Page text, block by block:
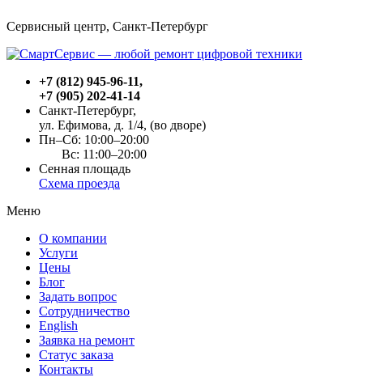
Сервисный центр, Cанкт-Петербург
+7 (812) 945-96-11,
+7 (905) 202-41-14
Санкт-Петербург,
ул. Ефимова, д. 1/4, (во дворе)
Пн–Сб: 10:00–20:00
Вс: 11:00–20:00
Сенная площадь
Схема проезда
Меню
О компании
Услуги
Цены
Блог
Задать вопрос
Сотрудничество
English
Заявка на ремонт
Статус заказа
Контакты